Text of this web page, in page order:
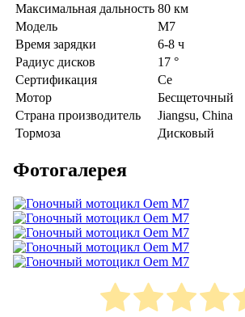
Максимальная дальность 80 км
Модель
M7
Время зарядки
6-8 ч
Радиус дисков
17 °
Сертификация
Ce
Мотор
Бесщеточный
Страна производитель
Jiangsu, China
Тормоза
Дисковый
Фотогалерея